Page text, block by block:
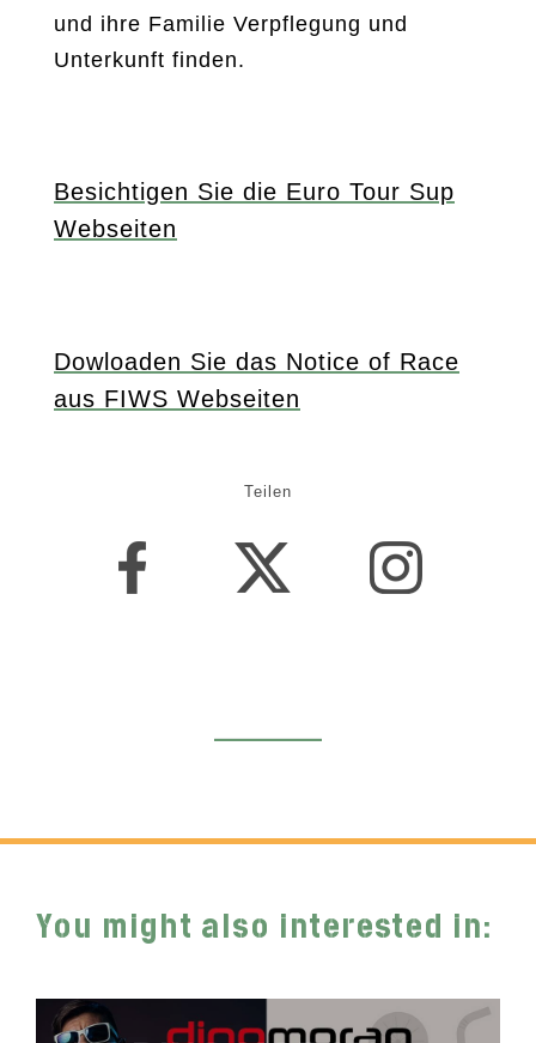
und ihre Familie Verpflegung und
Unterkunft finden.
Besichtigen Sie die Euro Tour Sup
Webseiten
Dowloaden Sie das Notice of Race
aus FIWS Webseiten
Teilen
You might also interested in: